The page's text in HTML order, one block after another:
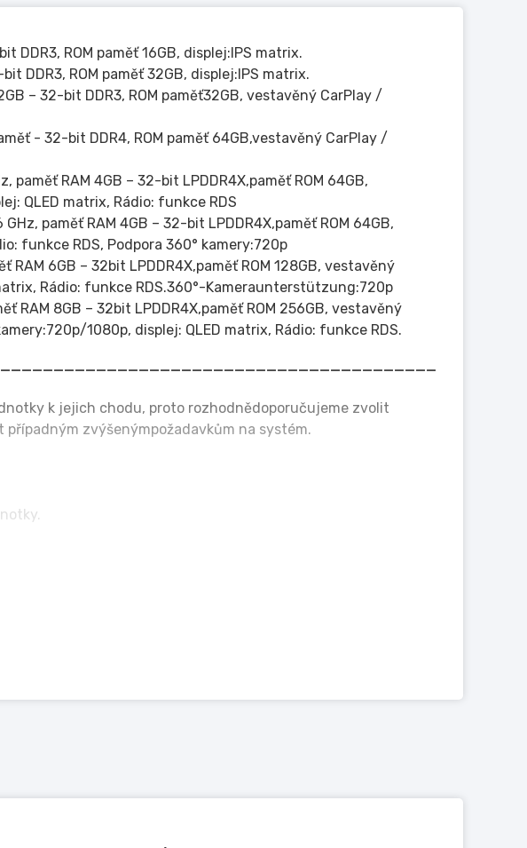
DDR3, ROM paměť 16GB, displej:IPS matrix.
DDR3, ROM paměť 32GB, displej:IPS matrix.
– 32-bit DDR3, ROM paměť32GB, vestavěný CarPlay /
- 32-bit DDR4, ROM paměť 64GB,vestavěný CarPlay /
paměť RAM 4GB – 32-bit LPDDR4X,paměť ROM 64GB,
QLED matrix, Rádio: funkce RDS
paměť RAM 4GB – 32-bit LPDDR4X,paměť ROM 64GB,
funkce RDS, Podpora 360° kamery:720p
6GB – 32bit LPDDR4X,paměť ROM 128GB, vestavěný
Rádio: funkce RDS.360°-Kameraunterstützung:720p
RAM 8GB – 32bit LPDDR4X,paměť ROM 256GB, vestavěný
1080p, displej: QLED matrix, Rádio: funkce RDS.
k jejich chodu, proto rozhodnědoporučujeme zvolit
zvýšenýmpožadavkům na systém.